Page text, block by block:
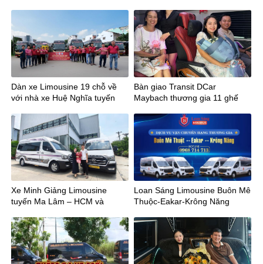
Dàn xe Limousine 19 chỗ về
với nhà xe Huệ Nghĩa tuyến
Bàn giao Transit DCar
Maybach thương gia 11 ghế
Xe Minh Giảng Limousine
tuyến Ma Lâm – HCM và
Loan Sáng Limousine Buôn Mê
Thuộc-Eakar-Krông Năng